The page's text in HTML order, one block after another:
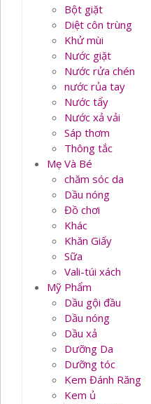
Bột giặt
Diệt côn trùng
Khử mùi
Nước giặt
Nước rửa chén
nước rủa tay
Nước tẩy
Nước xả vải
Sáp thơm
Thông tắc
Mẹ Và Bé
chăm sóc da
Dầu nóng
Đồ chơi
Khác
Khăn Giấy
Sữa
Vali-túi xách
Mỹ Phẩm
Dầu gội đầu
Dầu nóng
Dầu xả
Dưỡng Da
Dưỡng tóc
Kem Đánh Răng
Kem ủ